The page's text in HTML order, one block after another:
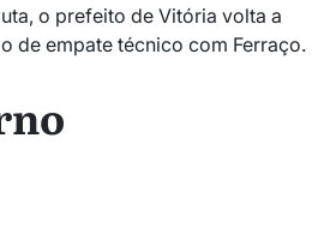
o prefeito de Vitória volta a
de empate técnico com Ferraço.